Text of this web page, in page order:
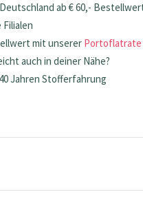
ab € 60,-
mit unserer Portoflatrate
auch in deiner Nähe?
Jahren Stofferfahrung